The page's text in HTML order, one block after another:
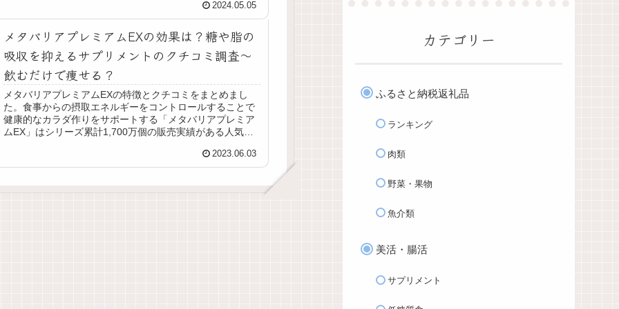
徴やメリット、美味しいゆで方と手軽なオリジナルレシピ
などを紹介してます。気になるあなたは是非チェックして
ください。
2024.05.05
メタバリアプレミアムEXの効果は？糖や脂の
吸収を抑えるサプリメントのクチコミ調査〜
飲むだけで痩せる？
メタバリアプレミアムEXの特徴とクチコミをまとめまし
た。食事からの摂取エネルギーをコントロールすることで
健康的なカラダ作りをサポートする「メタバリアプレミア
ムEX」はシリーズ累計1,700万個の販売実績がある人気の
チャンスです！機能性関与成分「サラシアーノ」が糖の吸
収を抑制し、腸内環境の改善にも効果があるとされ、
ウエスト周りの数値の減少が報告されています。
2023.06.03
カテゴリー
ふるさと納税返礼品
ランキング
肉類
野菜・果物
魚介類
美活・腸活
サプリメント